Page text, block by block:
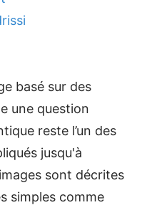
basé sur des
une question
reste l’un des
jusqu'à
sont décrites
simples comme